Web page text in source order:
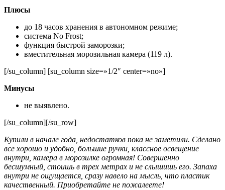
Плюсы
до 18 часов хранения в автономном режиме;
система No Frost;
функция быстрой заморозки;
вместительная морозильная камера (119 л).
[/su_column] [su_column size=»1/2″ center=»no»]
Минусы
не выявлено.
[/su_column][/su_row]
Купили в начале года, недостатков пока не заметили. Сделано
все хорошо и удобно, большие ручки, классное освещение
внутри, камера в морозилке огромная! Совершенно
бесшумный, стоишь в трех метрах и не слышишь его. Запаха
внутри не ощущается, сразу навело на мысль, что пластик
качественный. Приобретайте не пожалеете!